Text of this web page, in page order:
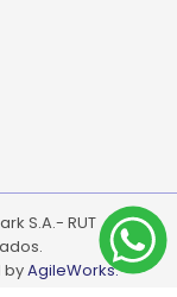
S.A.- RUT
byAgileWorks.